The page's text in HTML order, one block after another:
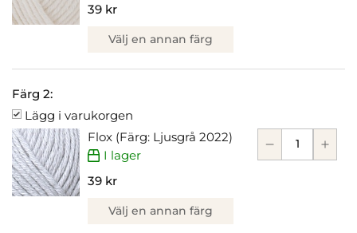
39 kr
Välj en annan färg
Färg 2:
Lägg i varukorgen
Flox (Färg: Ljusgrå 2022)
I lager
39 kr
Välj en annan färg